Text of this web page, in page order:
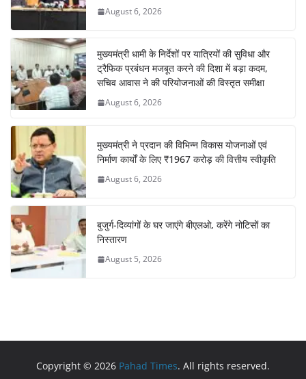
August 6, 2026
मुख्यमंत्री धामी के निर्देशों पर यात्रियों की सुविधा और
ट्रैफिक प्रबंधन मजबूत करने की दिशा में बड़ा कदम,
सचिव आवास ने की परियोजनाओं की विस्तृत समीक्षा
August 6, 2026
मुख्यमंत्री ने प्रदान की विभिन्न विकास योजनाओं एवं
निर्माण कार्यों के लिए ₹1967 करोड़ की वित्तीय स्वीकृति
August 6, 2026
बुजुर्ग-दिव्यांगों के घर जाएंगे बीएलओ, करेंगे नोटिसों का
निस्तारण
August 5, 2026
Copyright © 2026 Pahad Times. All rights reserved.